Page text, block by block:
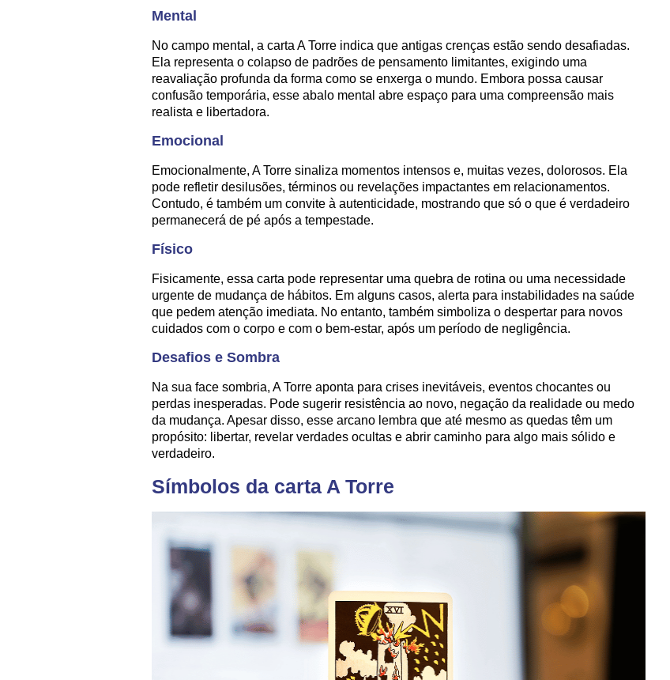
Mental
No campo mental, a carta A Torre indica que antigas crenças estão sendo desafiadas.
Ela representa o colapso de padrões de pensamento limitantes, exigindo uma
reavaliação profunda da forma como se enxerga o mundo. Embora possa causar
confusão temporária, esse abalo mental abre espaço para uma compreensão mais
realista e libertadora.
Emocional
Emocionalmente, A Torre sinaliza momentos intensos e, muitas vezes, dolorosos. Ela
pode refletir desilusões, términos ou revelações impactantes em relacionamentos.
Contudo, é também um convite à autenticidade, mostrando que só o que é verdadeiro
permanecerá de pé após a tempestade.
Físico
Fisicamente, essa carta pode representar uma quebra de rotina ou uma necessidade
urgente de mudança de hábitos. Em alguns casos, alerta para instabilidades na saúde
que pedem atenção imediata. No entanto, também simboliza o despertar para novos
cuidados com o corpo e com o bem-estar, após um período de negligência.
Desafios e Sombra
Na sua face sombria, A Torre aponta para crises inevitáveis, eventos chocantes ou
perdas inesperadas. Pode sugerir resistência ao novo, negação da realidade ou medo
da mudança. Apesar disso, esse arcano lembra que até mesmo as quedas têm um
propósito: libertar, revelar verdades ocultas e abrir caminho para algo mais sólido e
verdadeiro.
Símbolos da carta A Torre